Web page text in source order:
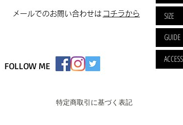
​メールでのお問い合わせは ​コチラから
SIZE
GUIDE
FOLLOW ME
特定商取引に基づく表記